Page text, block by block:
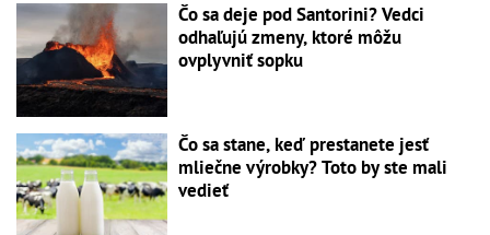
Čo sa deje pod Santorini? Vedci
odhaľujú zmeny, ktoré môžu
ovplyvniť sopku
Čo sa stane, keď prestanete jesť
mliečne výrobky? Toto by ste mali
vedieť